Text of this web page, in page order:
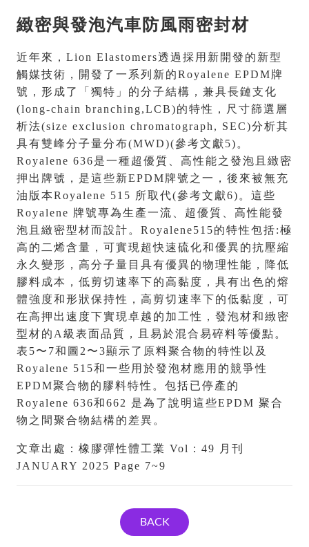
緻密與發泡汽車防風雨密封材
近年來，Lion Elastomers透過採用新開發的新型
觸媒技術，開發了一系列新的Royalene EPDM牌
號，形成了「獨特」的分子結構，兼具長鏈支化
(long-chain branching,LCB)的特性，尺寸篩選層
析法(size exclusion chromatograph, SEC)分析其
具有雙峰分子量分布(MWD)(參考文獻5)。
Royalene 636是一種超優質、高性能之發泡且緻密
押出牌號，是這些新EPDM牌號之一，後來被無充
油版本Royalene 515 所取代(參考文獻6)。這些
Royalene 牌號專為生產一流、超優質、高性能發
泡且緻密型材而設計。Royalene515的特性包括:極
高的二烯含量，可實現超快速硫化和優異的抗壓縮
永久變形，高分子量目具有優異的物理性能，降低
膠料成本，低剪切速率下的高黏度，具有出色的熔
體強度和形狀保持性，高剪切速率下的低黏度，可
在高押出速度下實現卓越的加工性，發泡材和緻密
型材的A級表面品質，且易於混合易碎料等優點。
表5〜7和圖2〜3顯示了原料聚合物的特性以及
Royalene 515和一些用於發泡材應用的競爭性
EPDM聚合物的膠料特性。包括已停產的
Royalene 636和662 是為了說明這些EPDM 聚合
物之間聚合物結構的差異。
文章出處：橡膠彈性體工業 Vol：49 月刊
JANUARY 2025 Page 7~9
BACK